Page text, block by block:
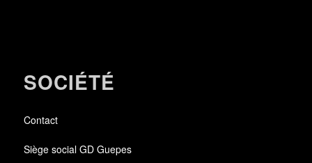
SOCIÉTÉ
Contact
Siège social GD Guepes